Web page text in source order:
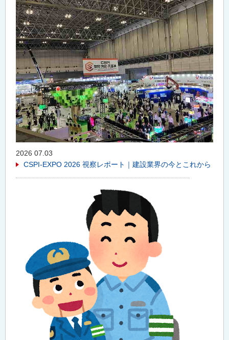
2026 07.03
CSPI-EXPO 2026 視察レポート｜建設業界の今とこれから